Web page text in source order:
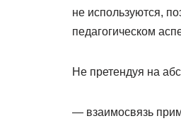
не используются,
педагогическом
Не претендуя на
— взаимосвязь